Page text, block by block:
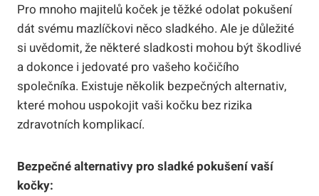
Pro mnoho majitelů koček je těžké odolat pokušení
dát svému mazlíčkovi něco sladkého. Ale je důležité
si uvědomit, že některé sladkosti mohou být škodlivé
a dokonce i jedovaté pro vašeho kočičího
společníka. Existuje několik bezpečných alternativ,
které mohou uspokojit vaši kočku bez rizika
zdravotních komplikací.
Bezpečné alternativy pro sladké pokušení vaší
kočky: